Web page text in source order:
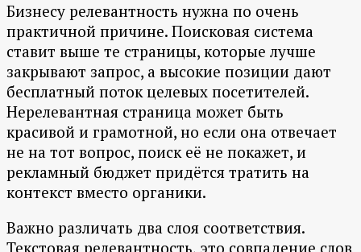
Бизнесу релевантность нужна по очень
практичной причине. Поисковая система
ставит выше те страницы, которые лучше
закрывают запрос, а высокие позиции дают
бесплатный поток целевых посетителей.
Нерелевантная страница может быть
красивой и грамотной, но если она отвечает
не на тот вопрос, поиск её не покажет, и
рекламный бюджет придётся тратить на
контекст вместо органики.
Важно различать два слоя соответствия.
Текстовая релевантность, это совпадение слов